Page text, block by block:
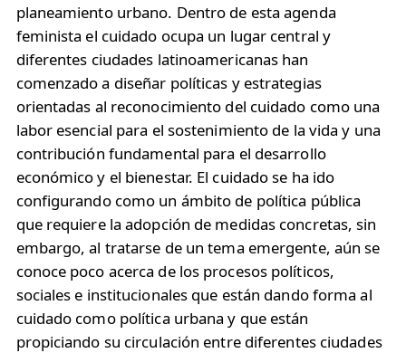
planeamiento urbano. Dentro de esta agenda
feminista el cuidado ocupa un lugar central y
diferentes ciudades latinoamericanas han
comenzado a diseñar políticas y estrategias
orientadas al reconocimiento del cuidado como una
labor esencial para el sostenimiento de la vida y una
contribución fundamental para el desarrollo
económico y el bienestar. El cuidado se ha ido
configurando como un ámbito de política pública
que requiere la adopción de medidas concretas, sin
embargo, al tratarse de un tema emergente, aún se
conoce poco acerca de los procesos políticos,
sociales e institucionales que están dando forma al
cuidado como política urbana y que están
propiciando su circulación entre diferentes ciudades